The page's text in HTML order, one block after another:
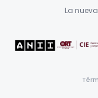
La